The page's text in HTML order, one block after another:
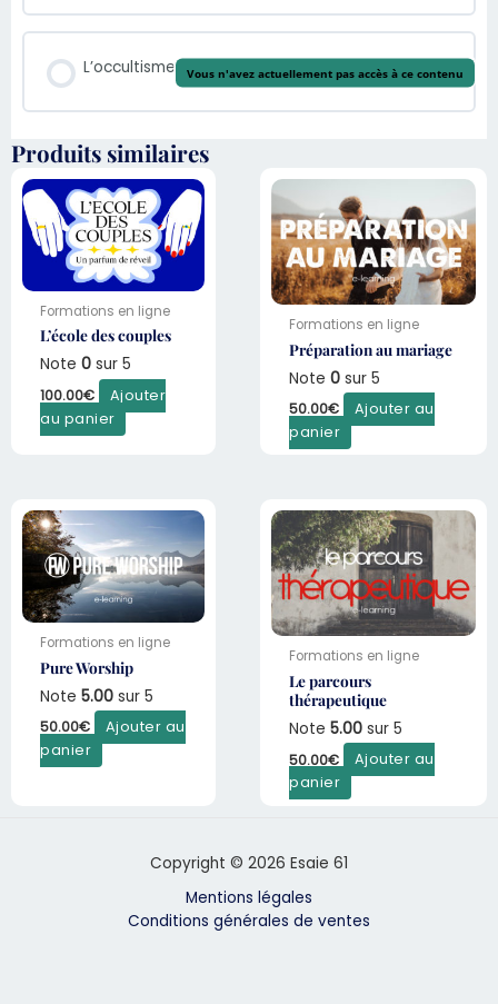
L’occultisme Vous n'avez actuellement pas accès à ce contenu
Produits similaires
Formations en ligne
L’école des couples
Note0 sur 5
100.00€
Ajouter
au panier
Formations en ligne
Préparation au mariage
Note0 sur 5
50.00€
Ajouter au
panier
Formations en ligne
Pure Worship
Note5.00 sur 5
50.00€
Ajouter au
panier
Formations en ligne
Le parcours
thérapeutique
Note5.00 sur 5
50.00€
Ajouter au
panier
Copyright © 2026 Esaie 61
Mentions légales
Conditions générales de ventes